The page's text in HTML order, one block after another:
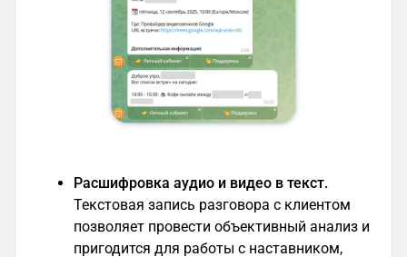
Расшифровка аудио и видео в текст.
Текстовая запись разговора с клиентом
позволяет провести объективный анализ и
пригодится для работы с наставником,